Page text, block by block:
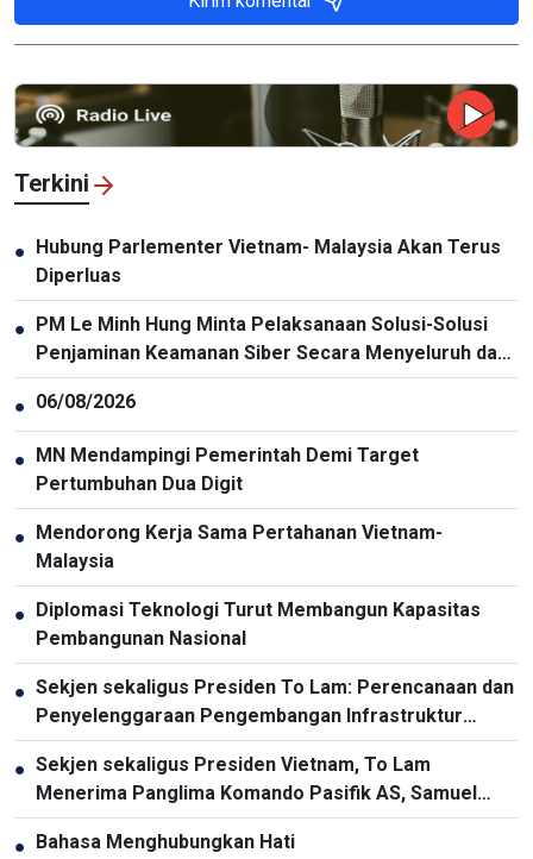
Terkini
● Hubung Parlementer Vietnam- Malaysia Akan Terus
Diperluas
● PM Le Minh Hung Minta Pelaksanaan Solusi-Solusi
Penjaminan Keamanan Siber Secara Menyeluruh dan
Sinkron
● 06/08/2026
● MN Mendampingi Pemerintah Demi Target
Pertumbuhan Dua Digit
● Mendorong Kerja Sama Pertahanan Vietnam-
Malaysia
● Diplomasi Teknologi Turut Membangun Kapasitas
Pembangunan Nasional
● Sekjen sekaligus Presiden To Lam: Perencanaan dan
Penyelenggaraan Pengembangan Infrastruktur
Harus Diperbarui
● Sekjen sekaligus Presiden Vietnam, To Lam
Menerima Panglima Komando Pasifik AS, Samuel
Paparo
● Bahasa Menghubungkan Hati